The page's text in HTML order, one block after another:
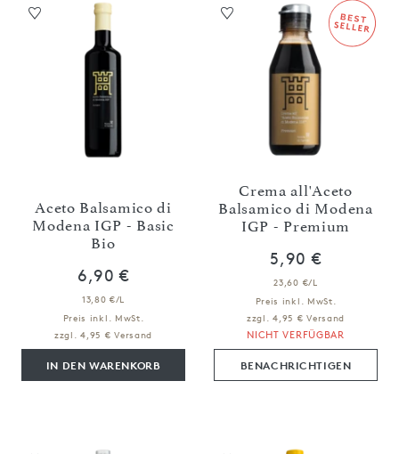
Aceto Balsamico di
Modena IGP - Basic
Bio
6,90 €
13,80 €/L
Preis inkl. MwSt.
zzgl. 4,95 € Versand
IN DEN WARENKORB
Crema all'Aceto
Balsamico di Modena
IGP - Premium
5,90 €
23,60 €/L
Preis inkl. MwSt.
zzgl. 4,95 € Versand
NICHT VERFÜGBAR
BENACHRICHTIGEN